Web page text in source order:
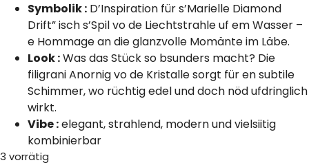
Symbolik : D’Inspiration für s’Marielle Diamond
Drift” isch s’Spil vo de Liechtstrahle uf em Wasser –
e Hommage an die glanzvolle Momänte im Läbe.
Look :Was das Stück so bsunders macht? Die
filigrani Anornig vo de Kristalle sorgt für en subtile
Schimmer, wo rüchtig edel und doch nöd ufdringlich
wirkt.
Vibe :elegant, strahlend, modern und vielsiitig
kombinierbar
3 vorrätig